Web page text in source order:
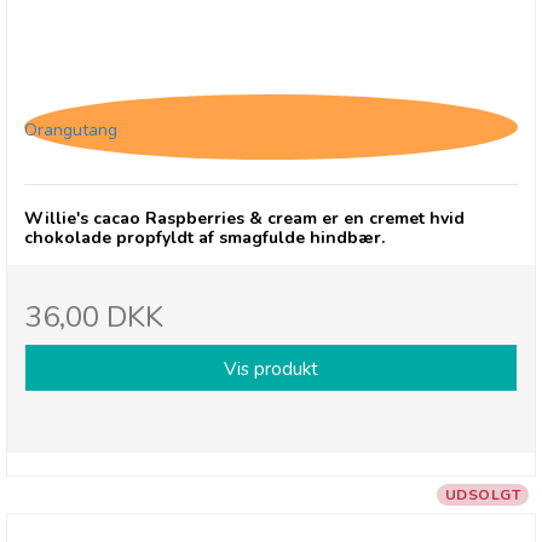
Orangutang
Willie's cacao Raspberries & cream er en cremet hvid
chokolade propfyldt af smagfulde hindbær.
36,00 DKK
Vis produkt
UDSOLGT